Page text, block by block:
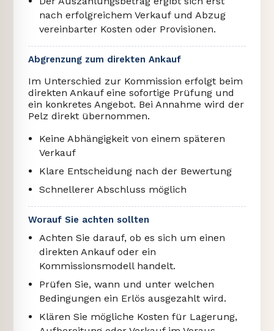
nach erfolgreichem Verkauf und Abzug
vereinbarter Kosten oder Provisionen.
Abgrenzung zum direkten Ankauf
Im Unterschied zur Kommission erfolgt beim
direkten Ankauf eine sofortige Prüfung und
ein konkretes Angebot. Bei Annahme wird der
Pelz direkt übernommen.
Keine Abhängigkeit von einem späteren
Verkauf
Klare Entscheidung nach der Bewertung
Schnellerer Abschluss möglich
Worauf Sie achten sollten
Achten Sie darauf, ob es sich um einen
direkten Ankauf oder ein
Kommissionsmodell handelt.
Prüfen Sie, wann und unter welchen
Bedingungen ein Erlös ausgezahlt wird.
Klären Sie mögliche Kosten für Lagerung,